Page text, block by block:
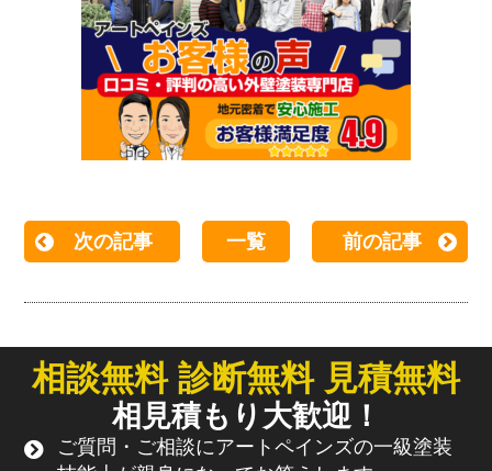
次の記事 一覧 前の記事
相談無料 診断無料 見積無料
相見積もり大歓迎！
ご質問・ご相談にアートペインズの一級塗装